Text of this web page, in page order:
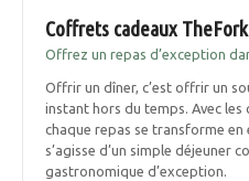
Coffrets cadeaux TheFork
Offrez un repas d’exception
Offrir un dîner, c’est offrir un
instant hors du temps. Avec
chaque repas se transforme en
s’agisse d’un simple déjeuner
gastronomique d’exception.